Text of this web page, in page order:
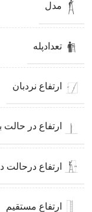
مدل
تعدادپله
ارتفاع نردبان
ارتفاع در حالت
ارتفاع درحالت
ارتفاع مستقیم